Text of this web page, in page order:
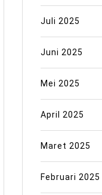
Juli 2025
Juni 2025
Mei 2025
April 2025
Maret 2025
Februari 2025